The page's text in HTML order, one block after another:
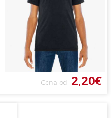
Cena od 2,20€